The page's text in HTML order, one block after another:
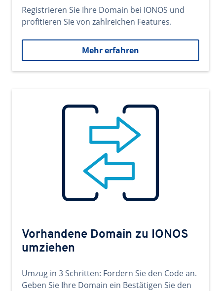
Registrieren Sie Ihre Domain bei IONOS und
profitieren Sie von zahlreichen Features.
Mehr erfahren
Vorhandene Domain zu IONOS
umziehen
Umzug in 3 Schritten: Fordern Sie den Code an.
Geben Sie Ihre Domain ein Bestätigen Sie den